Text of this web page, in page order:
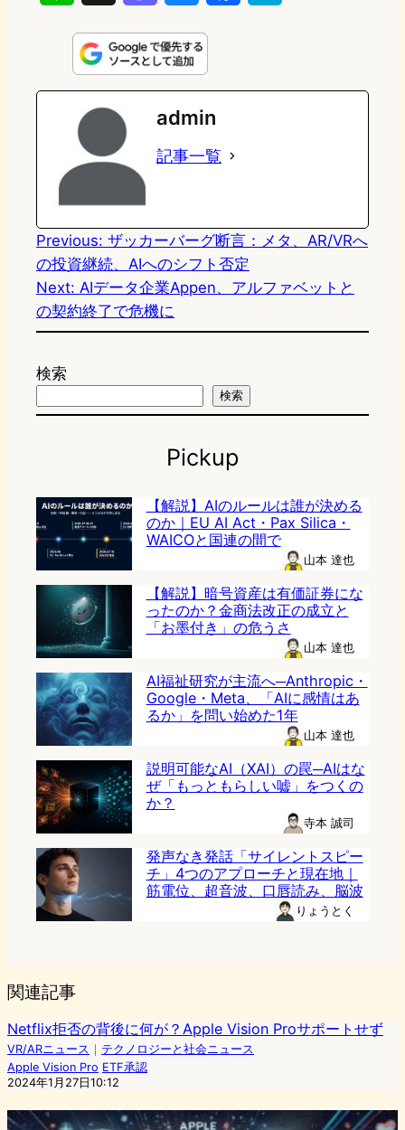
n
e
s
t
o
d
n
u
e
s
k
e
k
e
admin
記事一覧
Previous: ザッカーバーグ断言：メタ、AR/VRへ
の投資継続、AIへのシフト否定
Next: AIデータ企業Appen、アルファベットと
の契約終了で危機に
検索
検索
Pickup
【解説】AIのルールは誰が決める
のか｜EU AI Act・Pax Silica・
WAICOと国連の間で
山本 達也
【解説】暗号資産は有価証券にな
ったのか？金商法改正の成立と
「お墨付き」の危うさ
山本 達也
AI福祉研究が主流へ─Anthropic・
Google・Meta、「AIに感情はあ
るか」を問い始めた1年
山本 達也
説明可能なAI（XAI）の罠─AIはな
ぜ「もっともらしい嘘」をつくの
か？
寺本 誠司
発声なき発話「サイレントスピー
チ」4つのアプローチと現在地｜
筋電位、超音波、口唇読み、脳波
りょうとく
関連記事
Netflix拒否の背後に何が？Apple Vision Proサポートせず
VR/ARニュース ｜ テクノロジーと社会ニュース
Apple Vision Pro ETF承認
2024年1月27日10:12